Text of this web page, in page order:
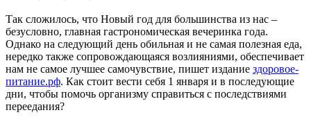
Так сложилось, что Новый год для большинства из нас –
безусловно, главная гастрономическая вечеринка года.
Однако на следующий день обильная и не самая полезная еда,
нередко также сопровождающаяся возлияниями, обеспечивает
нам не самое лучшее самочувствие, пишет издание здоровое-
питание.рф. Как стоит вести себя 1 января и в последующие
дни, чтобы помочь организму справиться с последствиями
переедания?